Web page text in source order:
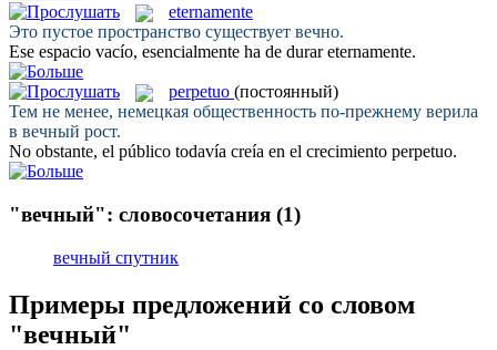
eternamente
Это пустое пространство существует вечно.
Ese espacio vacío, esencialmente ha de durareternamente.
perpetuo (постоянный)
Тем не менее, немецкая общественность по-прежнему верила
в вечный рост.
No obstante, el público todavía creía en el crecimiento perpetuo.
"вечный": словосочетания (1)
вечный спутник
Примеры предложений со словом
"вечный"